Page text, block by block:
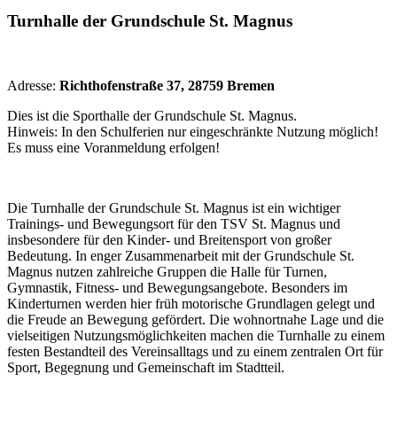
Turnhalle der Grundschule St. Magnus
Adresse: Richthofenstraße 37, 28759 Bremen
Dies ist die Sporthalle der Grundschule St. Magnus.
Hinweis: In den Schulferien nur eingeschränkte Nutzung möglich!
Es muss eine Voranmeldung erfolgen!
Die Turnhalle der Grundschule St. Magnus ist ein wichtiger
Trainings- und Bewegungsort für den TSV St. Magnus und
insbesondere für den Kinder- und Breitensport von großer
Bedeutung. In enger Zusammenarbeit mit der Grundschule St.
Magnus nutzen zahlreiche Gruppen die Halle für Turnen,
Gymnastik, Fitness- und Bewegungsangebote. Besonders im
Kinderturnen werden hier früh motorische Grundlagen gelegt und
die Freude an Bewegung gefördert. Die wohnortnahe Lage und die
vielseitigen Nutzungsmöglichkeiten machen die Turnhalle zu einem
festen Bestandteil des Vereinsalltags und zu einem zentralen Ort für
Sport, Begegnung und Gemeinschaft im Stadtteil.